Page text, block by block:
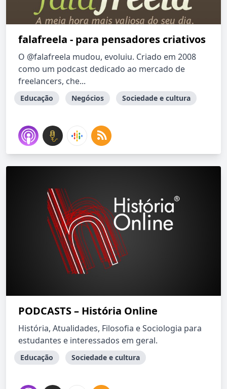
falafreela - para pensadores criativos
O @falafreela mudou, evoluiu. Criado em 2008
como um podcast dedicado ao mercado de
freelancers, che...
Educação Negócios Sociedade e cultura
PODCASTS – História Online
História, Atualidades, Filosofia e Sociologia para
estudantes e interessados em geral.
Educação Sociedade e cultura